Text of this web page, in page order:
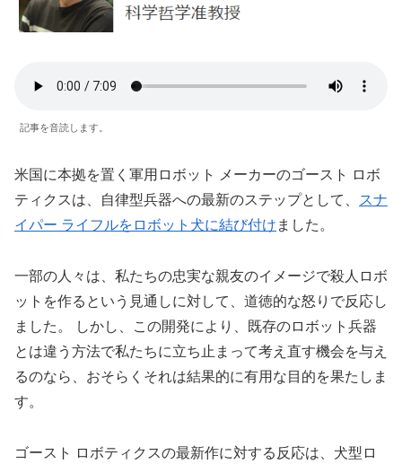
記事を音読します。
米国に本拠を置く軍用ロボット メーカーのゴースト ロボ
ティクスは、自律型兵器への最新のステップとして、
スナ
イパー ライフルをロボット犬に結び付け ました。
一部の人々は、私たちの忠実な親友のイメージで殺人ロボ
ットを作るという見通しに対して、道徳的な怒りで反応し
ました。 しかし、この開発により、既存のロボット兵器
とは違う方法で私たちに立ち止まって考え直す機会を与え
るのなら、おそらくそれは結果的に有用な目的を果たしま
す。
ゴースト ロボティクスの最新作に対する反応は、犬型ロ